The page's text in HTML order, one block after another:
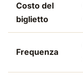
Costo del
biglietto
Frequenza